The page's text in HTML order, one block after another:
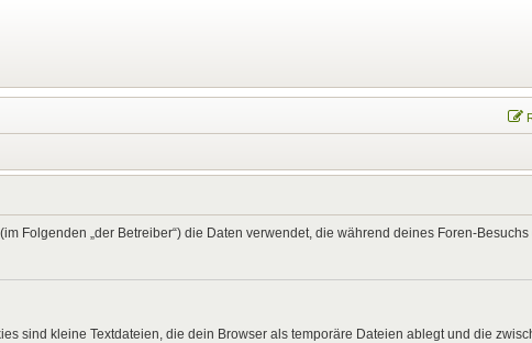
Folgenden „der Betreiber“) die Daten verwendet, die während deines Foren-Besuchs
sind kleine Textdateien, die dein Browser als temporäre Dateien ablegt und die